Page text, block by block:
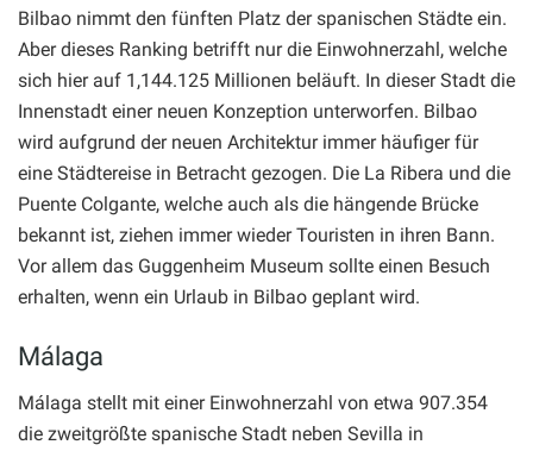
Bilbao nimmt den fünften Platz der spanischen Städte ein.
Aber dieses Ranking betrifft nur die Einwohnerzahl, welche
sich hier auf 1,144.125 Millionen beläuft. In dieser Stadt die
Innenstadt einer neuen Konzeption unterworfen. Bilbao
wird aufgrund der neuen Architektur immer häufiger für
eine Städtereise in Betracht gezogen. Die La Ribera und die
Puente Colgante, welche auch als die hängende Brücke
bekannt ist, ziehen immer wieder Touristen in ihren Bann.
Vor allem das Guggenheim Museum sollte einen Besuch
erhalten, wenn ein Urlaub in Bilbao geplant wird.
Málaga
Málaga stellt mit einer Einwohnerzahl von etwa 907.354
die zweitgrößte spanische Stadt neben Sevilla in